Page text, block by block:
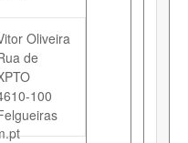
Oliveira
de
100